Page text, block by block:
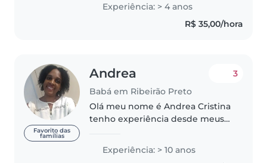
com animais de estimação e
adoro cozinhar. Com ensino
Experiência: > 4 anos
R$ 35,00/hora
Favorito das
famílias
Andrea
Babá em Ribeirão Preto
3
Olá meu nome é Andrea Cristina
tenho experiência desde meus
esse motivo casei tenho filhos
tenho gêmeos hoje eles tem 23
Experiência: > 10 anos